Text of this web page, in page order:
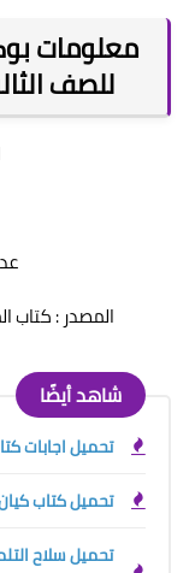
معلومات
للصف
المصدر : كتاب
شاهد أيضًا
تحميل اجابات
تحميل كتاب كيان
تحميل سلاح